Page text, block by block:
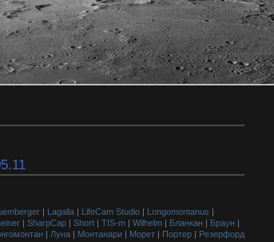
| Lagalla | LifeCam Studio | Longomontanus |
| SharpCap | Short | TIS-m | Wilhelm | Бланкан | Браун |
| Луна | Монтанари | Морет | Портер | Резерфорд